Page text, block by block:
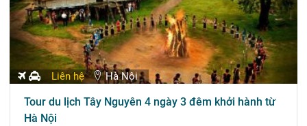
Liên hệ Hà Nội
Tour du lịch Tây Nguyên 4 ngày 3 đêm khởi hành từ
Hà Nội